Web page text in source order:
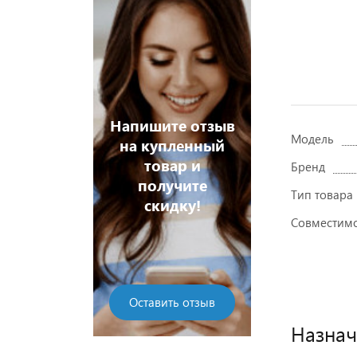
Напишите отзыв
на купленный
товар и
получите
скидку!
Оставить отзыв
Модель
Бренд
Тип товара